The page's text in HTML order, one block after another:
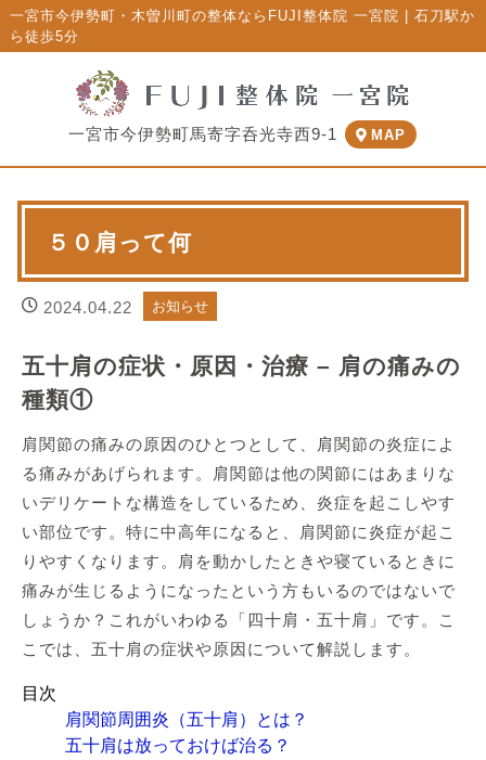
一宮市今伊勢町・木曽川町の整体ならFUJI整体院 一宮院 | 石刀駅か
ら徒歩5分
一宮市今伊勢町馬寄字呑光寺西9-1 MAP
５０肩って何
2024.04.22 お知らせ
五十肩の症状・原因・治療 – 肩の痛みの
種類①
肩関節の痛みの原因のひとつとして、肩関節の炎症によ
る痛みがあげられます。肩関節は他の関節にはあまりな
いデリケートな構造をしているため、炎症を起こしやす
い部位です。特に中高年になると、肩関節に炎症が起こ
りやすくなります。肩を動かしたときや寝ているときに
痛みが生じるようになったという方もいるのではないで
しょうか？これがいわゆる「四十肩・五十肩」です。こ
こでは、五十肩の症状や原因について解説します。
目次
肩関節周囲炎（五十肩）とは？
五十肩は放っておけば治る？